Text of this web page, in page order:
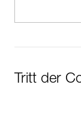
Tritt der